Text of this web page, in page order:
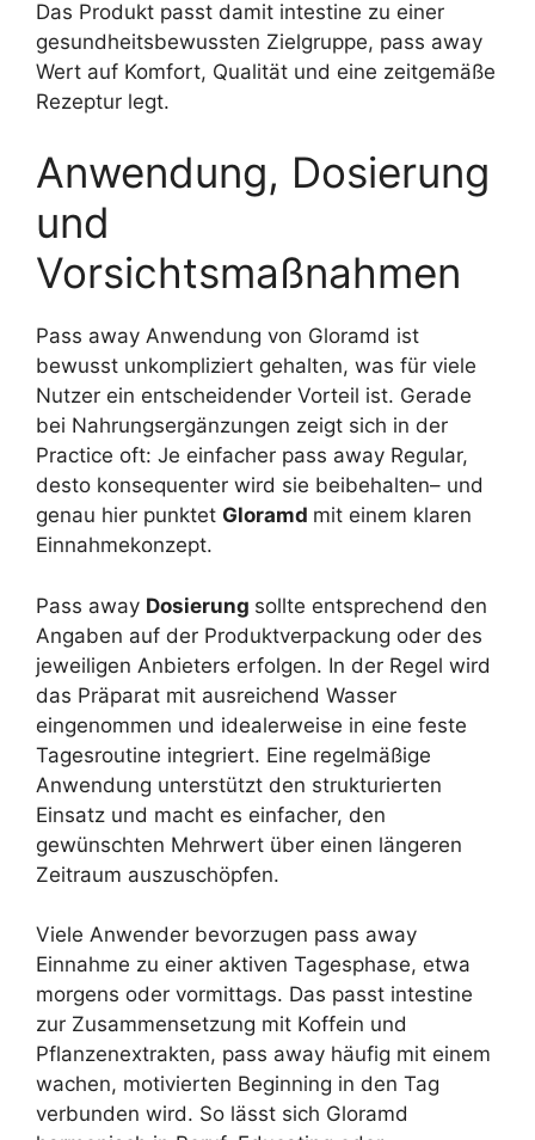
Das Produkt passt damit intestine zu einer
gesundheitsbewussten Zielgruppe, pass away
Wert auf Komfort, Qualität und eine zeitgemäße
Rezeptur legt.
Anwendung, Dosierung
und
Vorsichtsmaßnahmen
Pass away Anwendung von Gloramd ist
bewusst unkompliziert gehalten, was für viele
Nutzer ein entscheidender Vorteil ist. Gerade
bei Nahrungsergänzungen zeigt sich in der
Practice oft: Je einfacher pass away Regular,
desto konsequenter wird sie beibehalten– und
genau hier punktet Gloramd mit einem klaren
Einnahmekonzept.
Pass away Dosierung sollte entsprechend den
Angaben auf der Produktverpackung oder des
jeweiligen Anbieters erfolgen. In der Regel wird
das Präparat mit ausreichend Wasser
eingenommen und idealerweise in eine feste
Tagesroutine integriert. Eine regelmäßige
Anwendung unterstützt den strukturierten
Einsatz und macht es einfacher, den
gewünschten Mehrwert über einen längeren
Zeitraum auszuschöpfen.
Viele Anwender bevorzugen pass away
Einnahme zu einer aktiven Tagesphase, etwa
morgens oder vormittags. Das passt intestine
zur Zusammensetzung mit Koffein und
Pflanzenextrakten, pass away häufig mit einem
wachen, motivierten Beginning in den Tag
verbunden wird. So lässt sich Gloramd